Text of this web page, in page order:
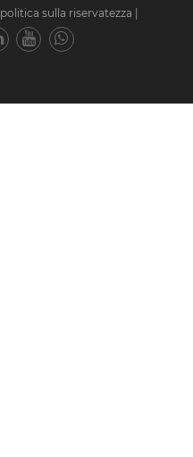
politica sulla riservatezza